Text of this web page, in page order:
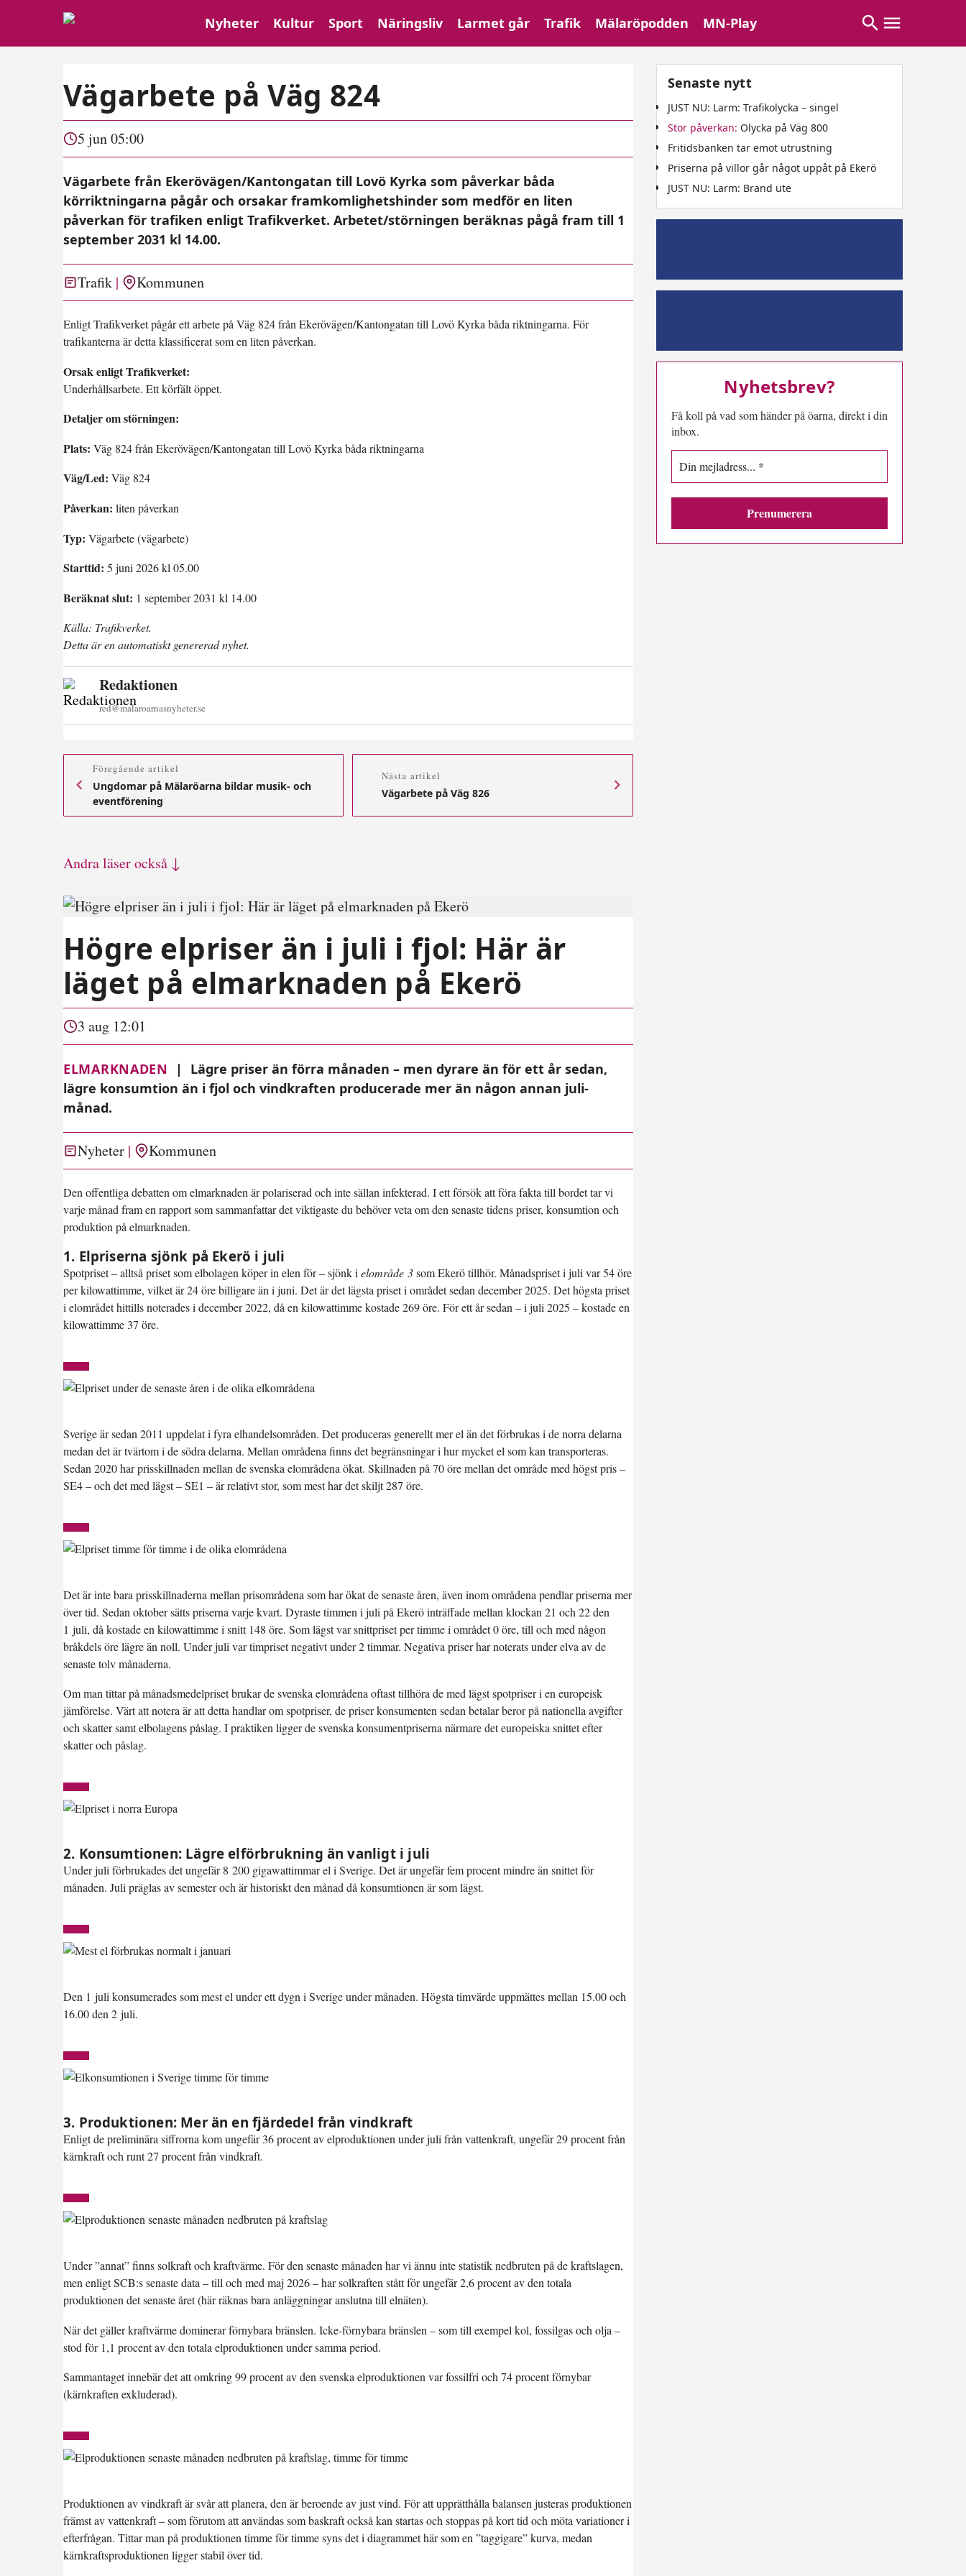
Nyheter Kultur Sport Näringsliv Larmet går Trafik Mälaröpodden MN-Play
Vägarbete på Väg 824
5 jun 05:00
Vägarbete från Ekerövägen/Kantongatan till Lovö Kyrka som påverkar båda
körriktningarna pågår och orsakar framkomlighetshinder som medför en liten
påverkan för trafiken enligt Trafikverket. Arbetet/störningen beräknas pågå fram till 1
september 2031 kl 14.00.
Trafik Kommunen
Enligt Trafikverket pågår ett arbete på Väg 824 från Ekerövägen/Kantongatan till Lovö Kyrka båda riktningarna. För
trafikanterna är detta klassificerat som en liten påverkan.
Orsak enligt Trafikverket:
Underhållsarbete. Ett körfält öppet.
Detaljer om störningen:
Plats: Väg 824 från Ekerövägen/Kantongatan till Lovö Kyrka båda riktningarna
Väg/Led: Väg 824
Påverkan: liten påverkan
Typ: Vägarbete (vägarbete)
Starttid: 5 juni 2026 kl 05.00
Beräknat slut: 1 september 2031 kl 14.00
Källa: Trafikverket.
Detta är en automatiskt genererad nyhet.
Redaktionen
red@malaroarnasnyheter.se
Föregående artikel
Ungdomar på Mälaröarna bildar musik- och
eventförening
Nästa artikel
Vägarbete på Väg 826
Andra läser också ↓
Högre elpriser än i juli i fjol: Här är
läget på elmarknaden på Ekerö
3 aug 12:01
ELMARKNADEN |
Lägre priser än förra månaden – men dyrare än för ett år sedan,
lägre konsumtion än i fjol och vindkraften producerade mer än någon annan juli-
månad.
Nyheter Kommunen
Den offentliga debatten om elmarknaden är polariserad och inte sällan infekterad. I ett försök att föra fakta till bordet tar vi
varje månad fram en rapport som sammanfattar det viktigaste du behöver veta om den senaste tidens priser, konsumtion och
produktion på elmarknaden.
1. Elpriserna sjönk på Ekerö i juli
Spotpriset – alltså priset som elbolagen köper in elen för – sjönk i elområde 3som Ekerö tillhör. Månadspriset i juli var54 öre
per kilowattimme, vilket är 24 öre billigare än i juni. Det är det lägsta priset i området sedan december 2025. Det högsta priset
i elområdet hittills noterades i december 2022, då en kilowattimme kostade 269 öre. För ett år sedan – i juli 2025 – kostade en
kilowattimme 37 öre.
Sverige är sedan 2011 uppdelat i fyra elhandelsområden. Det produceras generellt mer el än det förbrukas i de norra delarna
medan det är tvärtom i de södra delarna. Mellan områdena finns det begränsningar i hur mycket el som kan transporteras.
Sedan 2020 har prisskillnaden mellan de svenska elområdena ökat. Skillnaden på 70 öre mellan det område med högst pris –
SE4 – och det med lägst – SE1 – är relativt stor, som mest har det skiljt 287 öre.
Det är inte bara prisskillnaderna mellan prisområdena som har ökat de senaste åren, även inom områdena pendlar priserna mer
över tid. Sedan oktober sätts priserna varje kvart. Dyraste timmen i juli på Ekerö inträffade mellan klockan 21 och 22 den
1 juli, då kostade en kilowattimme i snitt 148 öre. Som lägst var snittpriset per timme i området 0 öre, till och med någon
bråkdels öre lägre än noll. Under juli var timpriset negativt under 2 timmar. Negativa priser har noterats under elva av de
senaste tolv månaderna.
Om man tittar på månadsmedelpriset brukar de svenska elområdena oftast tillhöra de med lägst spotpriser i en europeisk
jämförelse. Värt att notera är att detta handlar om spotpriser, de priser konsumenten sedan betalar beror på nationella avgifter
och skatter samt elbolagens påslag. I praktiken ligger de svenska konsumentpriserna närmare det europeiska snittet efter
skatter och påslag.
2. Konsumtionen: Lägre elförbrukning än vanligt i juli
Under juli förbrukades det ungefär 8 200 gigawattimmar el i Sverige. Det är ungefärfem procent mindre än snittetför
månaden. Juli präglas av semester och är historiskt den månad då konsumtionen är som lägst.
Den 1 juli konsumerades som mest el under ett dygn i Sverige under månaden. Högsta timvärde uppmättes mellan 15.00 och
16.00 den 2 juli.
3. Produktionen: Mer än en fjärdedel från vindkraft
Enligt de preliminära siffrorna kom ungefär 36 procent av elproduktionen under juli från vattenkraft, ungefär 29 procent från
kärnkraft och runt 27 procent från vindkraft.
Under ”annat” finns solkraft och kraftvärme. För den senaste månaden har vi ännu inte statistik nedbruten på de kraftslagen,
men enligt SCB:s senaste data – till och med maj 2026 – har solkraften stått för ungefär 2,6 procent av den totala
produktionen det senaste året (här räknas bara anläggningar anslutna till elnäten).
När det gäller kraftvärme dominerar förnybara bränslen. Icke-förnybara bränslen – som till exempel kol, fossilgas och olja –
stod för 1,1 procent av den totala elproduktionen under samma period.
Sammantaget innebär det att omkring99 procentav den svenska elproduktionen var fossilfri och74 procent förnybar
(kärnkraften exkluderad).
Produktionen av vindkraft är svår att planera, den är beroende av just vind. För att upprätthålla balansen justeras produktionen
främst av vattenkraft – som förutom att användas som baskraft också kan startas och stoppas på kort tid och möta variationer i
efterfrågan. Tittar man på produktionen timme för timme syns det i diagrammet här som en ”taggigare” kurva, medan
kärnkraftsproduktionen ligger stabil över tid.
Senaste nytt
JUST NU: Larm: Trafikolycka – singel
Stor påverkan: Olycka på Väg 800
Fritidsbanken tar emot utrustning
Priserna på villor går något uppåt på Ekerö
JUST NU: Larm: Brand ute
Nyhetsbrev?
Få koll på vad som händer på öarna, direkt i din
inbox.